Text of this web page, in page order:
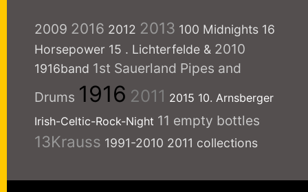
2009 2016 2012 2013 100 Midnights 16
Horsepower 15 . Lichterfelde & 2010
1916band 1st Sauerland Pipes and
Drums 1916 2011 2015 10. Arnsberger
Irish-Celtic-Rock-Night 11 empty bottles
13Krauss 1991-2010 2011 collections